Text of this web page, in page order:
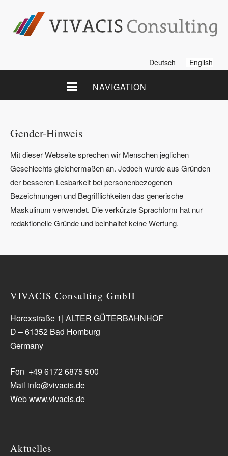
Deutsch English
NAVIGATION
Gender-Hinweis
Mit dieser Webseite sprechen wir Menschen jeglichen
Geschlechts gleichermaßen an. Jedoch wurde aus Gründen
der besseren Lesbarkeit bei personenbezogenen
Bezeichnungen und Begrifflichkeiten das generische
Maskulinum verwendet. Die verkürzte Sprachform hat nur
redaktionelle Gründe und beinhaltet keine Wertung.
VIVACIS Consulting GmbH
Horexstraße 1| ALTER GÜTERBAHNHOF
D – 61352 Bad Homburg
Germany
Fon +49 6172 6875 500
Mail info@vivacis.de
Web www.vivacis.de
Aktuelles